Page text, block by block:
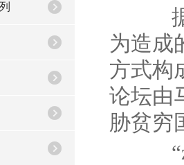
据
为造成
方式构
论坛由
胁贫穷